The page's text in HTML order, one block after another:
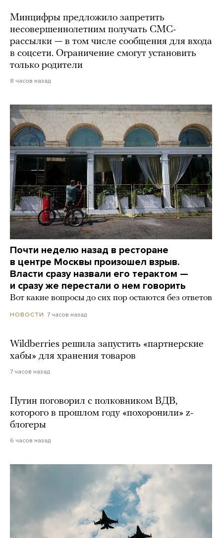
Минцифры предложило запретить
несовершеннолетним получать СМС-
рассылки — в том числе сообщения для входа
в соцсети. Ограничение смогут установить
только родители
8 часов назад
Почти неделю назад в ресторане
в центре Москвы произошел взрыв.
Власти сразу назвали его терактом —
и сразу же перестали о нем говорить
Вот какие вопросы до сих пор остаются без ответов
НОВОСТИ 7 часов назад
Wildberries решила запустить «партнерские
хабы» для хранения товаров
7 часов назад
Путин поговорил с полковником ВДВ,
которого в прошлом году «похоронили» z-
блогеры
6 часов назад